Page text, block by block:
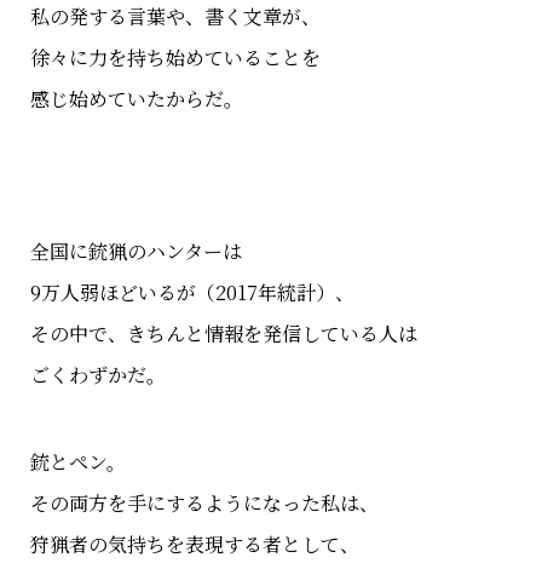
私の発する言葉や、書く文章が、
徐々に力を持ち始めていることを
感じ始めていたからだ。
全国に銃猟のハンターは
9万人弱ほどいるが（2017年統計）、
その中で、きちんと情報を発信している人は
ごくわずかだ。
銃とペン。
その両方を手にするようになった私は、
狩猟者の気持ちを表現する者として、